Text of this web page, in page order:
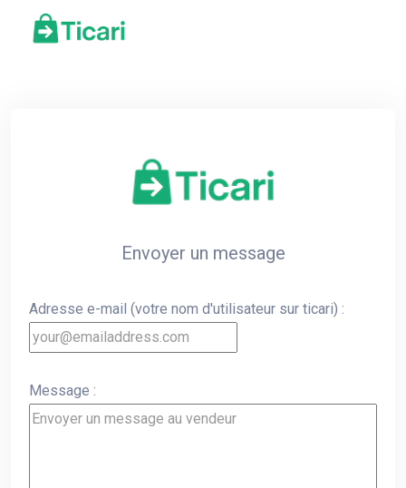
Envoyer un message
Adresse e-mail (votre nom d'utilisateur sur ticari) :
Message :